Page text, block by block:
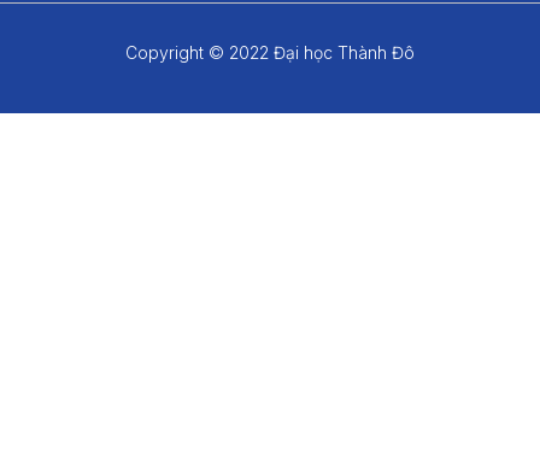
Copyright © 2022 Đại học Thành Đô